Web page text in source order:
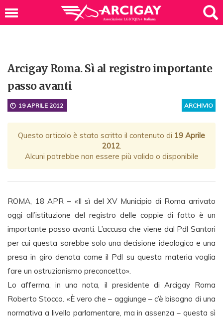
Arcigay Roma. Sì al registro importante
passo avanti
ARCHIVIO
19 APRILE 2012
Questo articolo è stato scritto il contenuto di 19 Aprile
2012.
Alcuni potrebbe non essere più valido o disponibile
ROMA, 18 APR – «Il sì del XV Municipio di Roma arrivato
oggi all’istituzione del registro delle coppie di fatto è un
importante passo avanti. L’accusa che viene dal Pdl Santori
per cui questa sarebbe solo una decisione ideologica e una
presa in giro denota come il Pdl su questa materia voglia
fare un ostruzionismo preconcetto».
Lo afferma, in una nota, il presidente di Arcigay Roma
Roberto Stocco. «È vero che – aggiunge – c’è bisogno di una
normativa a livello parlamentare, ma in assenza – questa sì